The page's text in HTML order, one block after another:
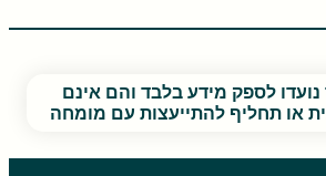
לספק מידע בלבד והם אינם
או תחליף להתייעצות עם מומחה